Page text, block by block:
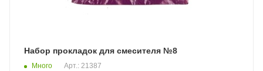
Набор прокладок для смесителя №8
Много Арт.: 21387